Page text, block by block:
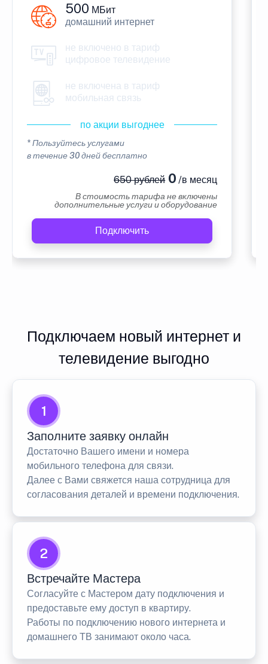
500 МБит
домашний интернет
не включено в тариф
цифровое телевидение
не включена в тариф
мобильная связь
по акции выгоднее
* Пользуйтесь услугами
в течение 30 дней бесплатно
650 рублей0 /в месяц
В стоимость тарифа не включены
дополнительные услуги и оборудование
Подключить
Подключаем новый интернет и
телевидение выгодно
1
Заполните заявку онлайн
Достаточно Вашего имени и номера
мобильного телефона для связи.
Далее с Вами свяжется наша сотрудница для
согласования деталей и времени подключения.
2
Встречайте Мастера
Согласуйте с Мастером дату подключения и
предоставьте ему доступ в квартиру.
Работы по подключению нового интернета и
домашнего ТВ занимают около часа.